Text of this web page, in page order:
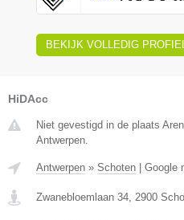
BEKIJK VOLLEDIG PROFIEL
HiDAcc
Niet gevestigd in de plaats
Antwerpen.
Antwerpen » Schoten Google
Zwanebloemlaan 34 2900